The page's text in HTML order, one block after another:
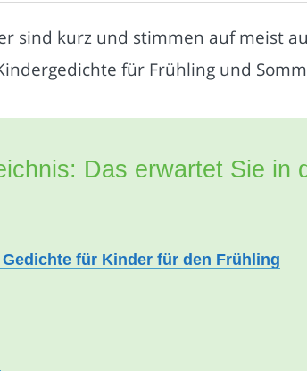
sind kurz und stimmen auf meist
für Frühling und
Das erwartet Sie in
für Kinder für den Frühling